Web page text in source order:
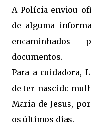
A Polícia enviou
de alguma
documentos.
Para a cuidadora,
de ter nascido
Maria de Jesus,
os últimos dias.